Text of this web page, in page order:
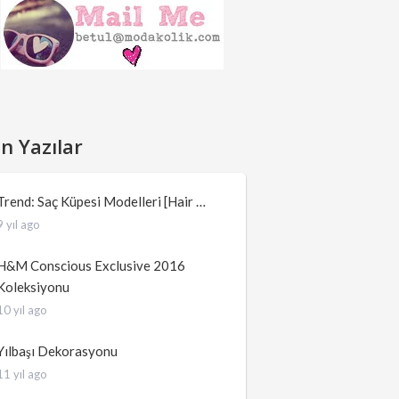
Yazılar
Saç Küpesi Modelleri [Hair …
yıl ago
Conscious Exclusive 2016
yıl ago
Dekorasyonu
yıl ago